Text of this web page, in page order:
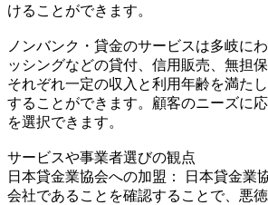
けることができます。
ノンバンク・貸金のサービスは多岐に
ッシングなどの貸付、信用販売、無担
それぞれ一定の収入と利用年齢を満た
することができます。顧客のニーズに
を選択できます。
サービスや事業者選びの観点
日本貸金業協会への加盟： 日本貸金業
会社であることを確認することで、悪